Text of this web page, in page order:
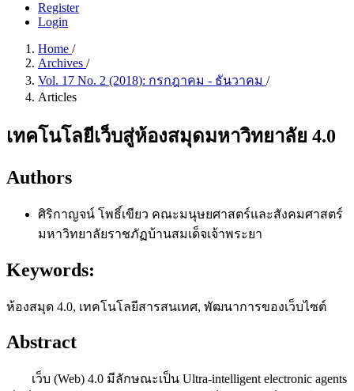
Register
Login
Home /
Archives /
Vol. 17 No. 2 (2018): กรกฎาคม - ธันวาคม /
Articles
เทคโนโลยีเว็บสู่ห้องสมุดมหาวิทยาลัย 4.0
Authors
ศิริกาญจน์ โพธิ์เขียว คณะมนุษยศาสตร์และสังคมศาสตร์
มหาวิทยาลัยราชภัฏบ้านสมเด็จเจ้าพระยา
Keywords:
ห้องสมุด 4.0, เทคโนโลยีสารสนเทศ, พัฒนาการของเว็บไซต์
Abstract
เว็บ (Web) 4.0 มีลักษณะเป็น Ultra-intelligent electronic agents